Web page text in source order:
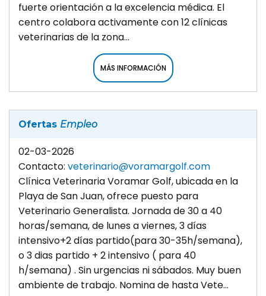
fuerte orientación a la excelencia médica. El
centro colabora activamente con 12 clínicas
veterinarias de la zona...
MÁS INFORMACIÓN
Ofertas Empleo
02-03-2026
Contacto: veterinario@voramargolf.com
Clínica Veterinaria Voramar Golf, ubicada en la
Playa de San Juan, ofrece puesto para
Veterinario Generalista. Jornada de 30 a 40
horas/semana, de lunes a viernes, 3 días
intensivo+2 días partido(para 30-35h/semana),
o 3 dias partido + 2 intensivo ( para 40
h/semana) . Sin urgencias ni sábados. Muy buen
ambiente de trabajo. Nomina de hasta Vete...